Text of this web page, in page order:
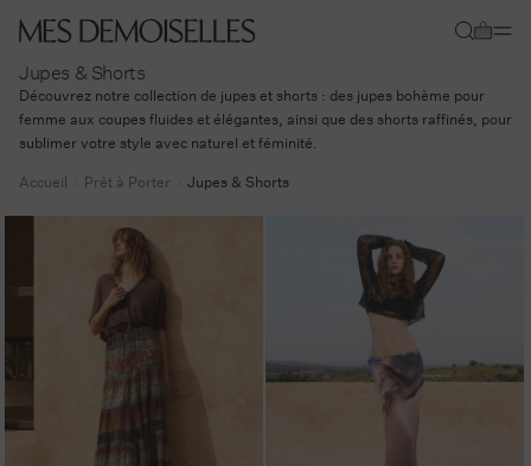
passer au
contenu
Panier
Jupes & Shorts
Découvrez notre collection de jupes et shorts : des jupes bohème pour
femme aux coupes fluides et élégantes, ainsi que des shorts raffinés, pour
sublimer votre style avec naturel et féminité.
Accueil
Prêt à Porter Jupes & Shorts